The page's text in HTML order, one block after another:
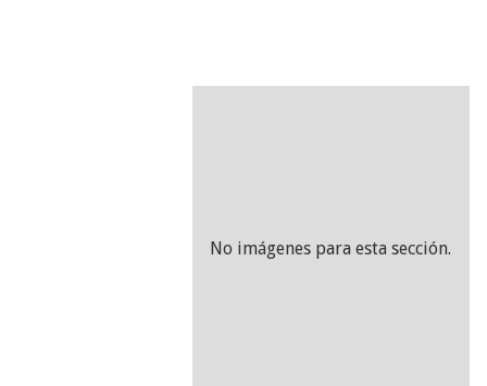
No imágenes para esta sección.